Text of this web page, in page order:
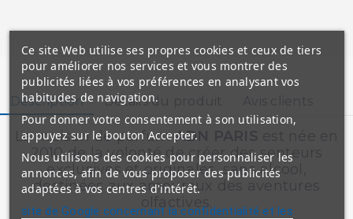
Description Détails du produit
La maison de parfumADN PARIS
2010 de la volonté de créer des senteurs
exclusives et originales, sans alcool,
destinées aux amoureux des aventures
olfactives.
Ce site Web utilise ses propres cookies et ceux de tiers
pour améliorer nos services et vous montrer des
publicités liées à vos préférences en analysant vos
habitudes de navigation.
Pour donner votre consentement à son utilisation,
appuyez sur le bouton Accepter.
Nous utilisons des cookies pour personnaliser les
annonces, afin de vous proposer des publicités
adaptées à vos centres d'intérêt.
site de Google concernant la confidentialité et les